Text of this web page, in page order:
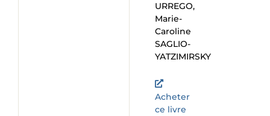
URREGO,
Marie-
Caroline
SAGLIO-
YATZIMIRSKY
Acheter
ce livre